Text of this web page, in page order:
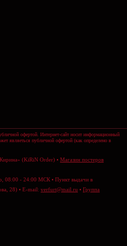
офертой. Интернет-сайт носит информационный
являеться публичной офертой (как определено в
(KiRiN Order) • Магазин постеров
08:00 - 24:00 МСК • Пункт выдачи в
28) • E-mail: verfurt@mail.ru • Группа